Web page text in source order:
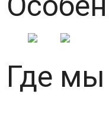
Где мы